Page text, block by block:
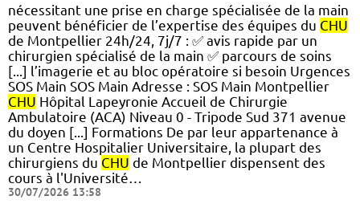
nécessitant une prise en charge spécialisée de la main
peuvent bénéficier de l’expertise des équipes du CHU
de Montpellier 24h/24, 7j/7 : ✅ avis rapide par un
chirurgien spécialisé de la main ✅ parcours de soins
[...] l’imagerie et au bloc opératoire si besoin Urgences
SOS Main SOS Main Adresse : SOS Main Montpellier
CHU Hôpital Lapeyronie Accueil de Chirurgie
Ambulatoire (ACA) Niveau 0 - Tripode Sud 371 avenue
du doyen [...] Formations De par leur appartenance à
un Centre Hospitalier Universitaire, la plupart des
chirurgiens du CHU de Montpellier dispensent des
cours à l'Université…
30/07/2026 13:58